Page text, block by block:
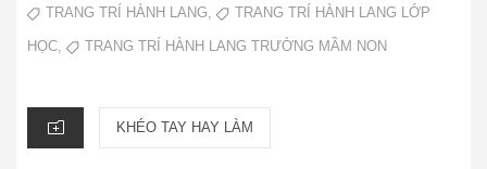
ON
TAGSTRANG TRÍ HÀNH LANG TRANG TRÍ HÀNH LANG LỚP
HỌC TRANG TRÍ HÀNH LANG TRƯỜNG MẦM NON
CATEGORIES
KHÉO TAY HAY LÀM